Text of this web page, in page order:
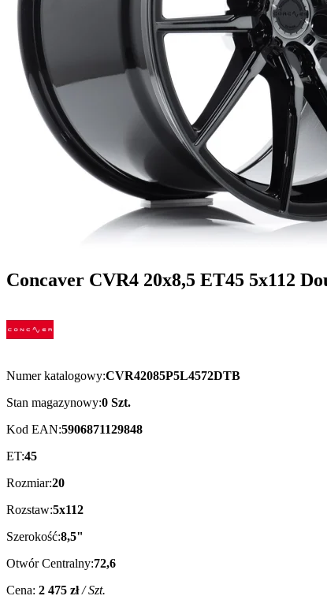
Concaver CVR4 20x8,5 ET45 5x112
Numer katalogowy:CVR42085P5L4572DTB
Stan magazynowy:0 Szt.
Kod EAN:5906871129848
ET:45
Rozmiar:20
Rozstaw:5x112
Szerokość:8,5"
Otwór Centralny:72,6
Cena: 2 475 zł/ Szt.